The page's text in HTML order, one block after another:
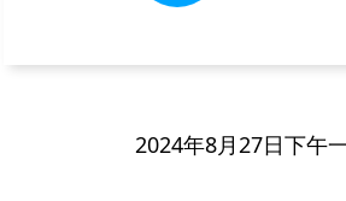
2024年8月27日下午